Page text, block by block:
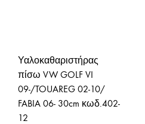
Υαλοκαθαριστήρας
πίσω VW GOLF VI
09-/TOUAREG 02-10/
FABIA 06- 30cm κωδ.402-
12